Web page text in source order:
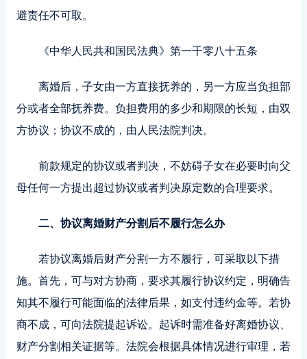
避责任不可取。
《中华人民共和国民法典》第一千零八十五条
离婚后，子女由一方直接抚养的，另一方应当负担部
分或者全部抚养费。负担费用的多少和期限的长短，由双
方协议；协议不成的，由人民法院判决。
前款规定的协议或者判决，不妨碍子女在必要时向父
母任何一方提出超过协议或者判决原定数的合理要求。
二、协议离婚财产分割后不履行怎么办
若协议离婚后财产分割一方不履行，可采取以下措
施。首先，可与对方协商，要求其履行协议约定，明确告
知其不履行可能面临的法律后果，如支付违约金等。若协
商不成，可向法院提起诉讼。起诉时需准备好离婚协议、
财产分割相关证据等。法院会根据具体情况进行审理，若